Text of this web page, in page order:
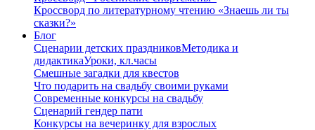
Кроссворд по литературному чтению «Знаешь ли ты
сказки?»
Блог
Сценарии детских праздниковМетодика и
дидактикаУроки, кл.часы
Смешные загадки для квестов
Что подарить на свадьбу своими руками
Современные конкурсы на свадьбу
Сценарий гендер пати
Конкурсы на вечеринку для взрослых